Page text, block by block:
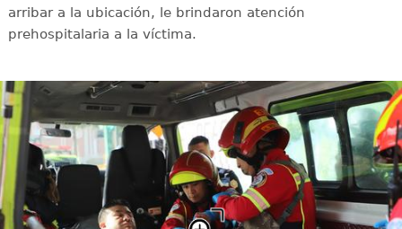
arribar a la ubicación, le brindaron atención
prehospitalaria a la víctima.